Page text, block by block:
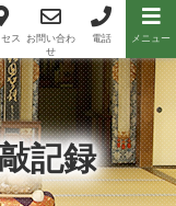
記録
ス
お問い合わ
せ
電話 メニュー